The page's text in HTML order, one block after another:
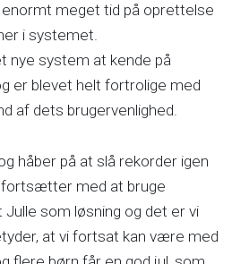
meget tid på oprettelse
i systemet.
nye system at kende på
er blevet helt fortrolige med
af dets brugervenlighed.
håber på at slå rekorder igen
fortsætter med at bruge
som løsning og det er vi
at vi fortsat kan være med